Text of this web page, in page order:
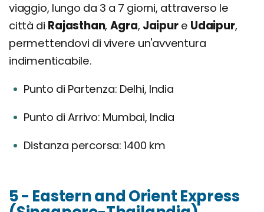
viaggio, lungo da 3 a 7 giorni, attraverso le
città di Rajasthan, Agra, Jaipure Udaipur,
permettendovi di vivere un'avventura
indimenticabile.
Punto di Partenza: Delhi, India
Punto di Arrivo: Mumbai, India
Distanza percorsa: 1400 km
5 - Eastern and Orient Express